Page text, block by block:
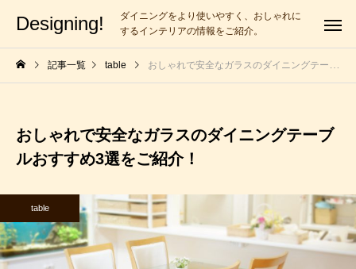
Designing!
ダイニングをより使いやすく、おしゃれに
するインテリアの情報をご紹介。
記事一覧 table おしゃれで安全なガラスのダイニングテーブルおすすめ3選をご紹介！
おしゃれで安全なガラスのダイニングテーブ
ルおすすめ3選をご紹介！
table